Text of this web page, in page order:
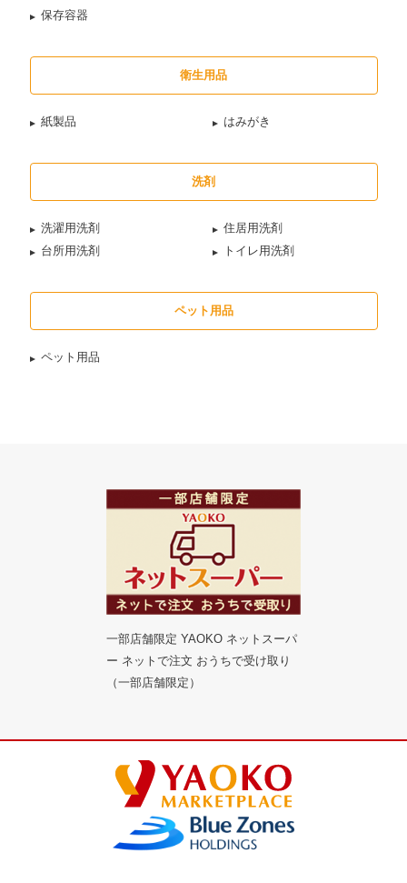
保存容器
衛生用品
紙製品 はみがき
洗剤
洗濯用洗剤
住居用洗剤
台所用洗剤
トイレ用洗剤
ペット用品
ペット用品
一部店舗限定 YAOKO ネットスーパ
ー ネットで注文 おうちで受け取り
（一部店舗限定）